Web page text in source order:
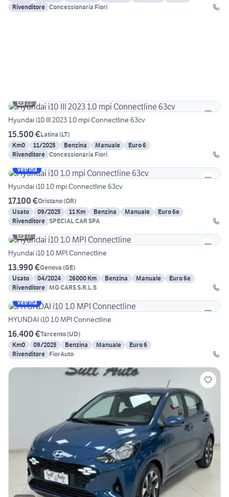
Rivenditore Concessionaria Fiori
22
Hyundai i10 III 2023 1.0 mpi Connectline 63cv
15.500 €Latina (LT)
Km0
11/2025 Benzina Manuale
Euro 6
Rivenditore Concessionaria Fiori
Vetrina
Hyundai i10 1.0 mpi Connectline 63cv
17.100 €Oristano(OR)
Usato
09/2025 11 Km Benzina Manuale
Euro 6e
Rivenditore SPECIAL CAR SPA
17
Hyundai i10 1.0 MPI Connectline
13.990 €Genova (GE)
Usato
04/2024 26000 Km Benzina Manuale
Euro 6e
Rivenditore MG CARS S.R.L.S
Vetrina
HYUNDAI i10 1.0 MPI Connectline
16.400 €Tarcento(UD)
Km0
09/2025 Benzina Manuale
Euro 6
Rivenditore FiorAuto